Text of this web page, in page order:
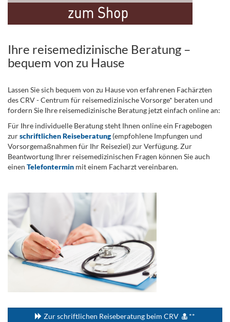
Ihre reisemedizinische Beratung –
bequem von zu Hause
Lassen Sie sich bequem von zu Hause von erfahrenen Fachärzten
des CRV - Centrum für reisemedizinische Vorsorge* beraten und
fordern Sie Ihre reisemedizinische Beratung jetzt einfach online an:
Für Ihre individuelle Beratung steht Ihnen online ein Fragebogen
zurschriftlichen Reiseberatung(empfohlene Impfungen und
Vorsorgemaßnahmen für Ihr Reiseziel) zur Verfügung. Zur
Beantwortung Ihrer reisemedizinischen Fragen können Sie auch
einen Telefontermin mit einem Facharzt vereinbaren.
Zur schriftlichen Reiseberatung beim CRV **